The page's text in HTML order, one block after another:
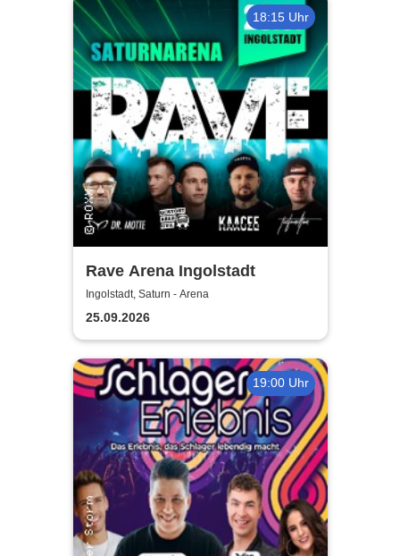
18:15 Uhr
Rave Arena Ingolstadt
Ingolstadt, Saturn - Arena
25.09.2026
19:00 Uhr